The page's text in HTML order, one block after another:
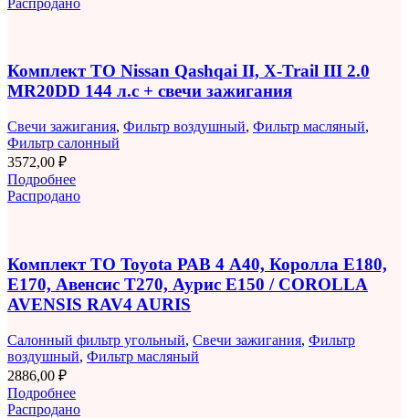
Комплект ТО Nissan Qashqai II, X-Trail III 2.0
MR20DD 144 л.с + свечи зажигания
Свечи зажигания, Фильтр воздушный, Фильтр масляный,
Фильтр салонный
3572,00 ₽
Подробнее
Распродано
Комплект ТО Toyota РАВ 4 A40, Королла E180,
E170, Авенсис T270, Аурис E150 / COROLLA
AVENSIS RAV4 AURIS
Салонный фильтр угольный, Свечи зажигания, Фильтр
воздушный, Фильтр масляный
2886,00 ₽
Подробнее
Распродано